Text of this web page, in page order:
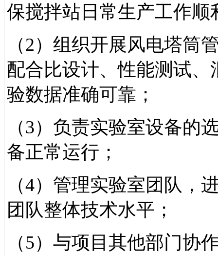
保搅拌站日常生产工作顺
（2）组织开展风电塔筒
配合比设计、性能测试
验数据准确可靠；
（3）负责实验室设备的
备正常运行；
（4）管理实验室团队，
团队整体技术水平；
（5）与项目其他部门协